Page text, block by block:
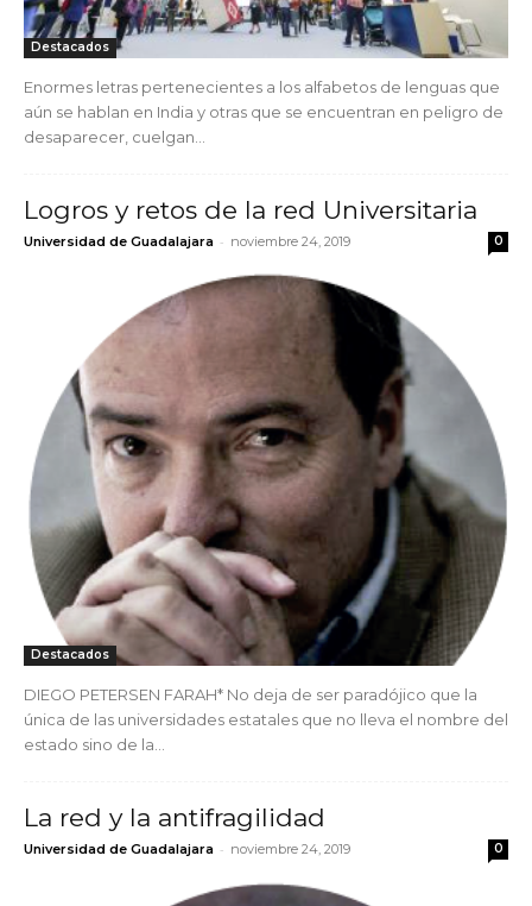
Destacados
Enormes letras pertenecientes a los alfabetos de lenguas que
aún se hablan en India y otras que se encuentran en peligro de
desaparecer, cuelgan...
Logros y retos de la red Universitaria
Universidad de Guadalajara - noviembre 24, 2019 0
Destacados
DIEGO PETERSEN FARAH* No deja de ser paradójico que la
única de las universidades estatales que no lleva el nombre del
estado sino de la...
La red y la antifragilidad
Universidad de Guadalajara - noviembre 24, 2019 0